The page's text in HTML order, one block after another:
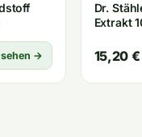
→
Dr.
Extrakt
15,20 €